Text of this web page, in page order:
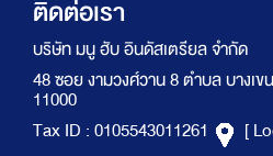
ติดต่อเรา
บริษัท มนู ฮับ อินดัสเตรียล จำกัด
48 ซอย งามวงศ์วาน 8 ตำบล บางเ
11000
Tax ID : 0105543011261
[